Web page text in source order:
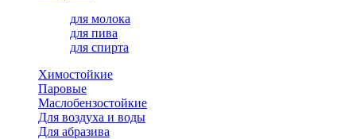
для молока
для пива
для спирта
Химостойкие
Паровые
Маслобензостойкие
Для воздуха и воды
Для абразива